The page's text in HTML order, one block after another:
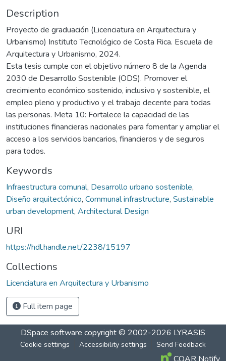
Description
Proyecto de graduación (Licenciatura en Arquitectura y
Urbanismo) Instituto Tecnológico de Costa Rica. Escuela de
Arquitectura y Urbanismo, 2024.
Esta tesis cumple con el objetivo número 8 de la Agenda
2030 de Desarrollo Sostenible (ODS). Promover el
crecimiento económico sostenido, inclusivo y sostenible, el
empleo pleno y productivo y el trabajo decente para todas
las personas. Meta 10: Fortalece la capacidad de las
instituciones financieras nacionales para fomentar y ampliar el
acceso a los servicios bancarios, financieros y de seguros
para todos.
Keywords
Infraestructura comunal, Desarrollo urbano sostenible,
Diseño arquitectónico, Communal infrastructure, Sustainable
urban development, Architectural Design
URI
https://hdl.handle.net/2238/15197
Collections
Licenciatura en Arquitectura y Urbanismo
Full item page
DSpace software copyright © 2002-2026 LYRASIS
Cookie settings Accessibility settings Send Feedback